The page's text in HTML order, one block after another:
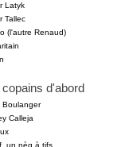
Latyk
Tallec
(l'autre Renaud)
copains d'abord
Boulanger
Calleja
un nèg à tifs